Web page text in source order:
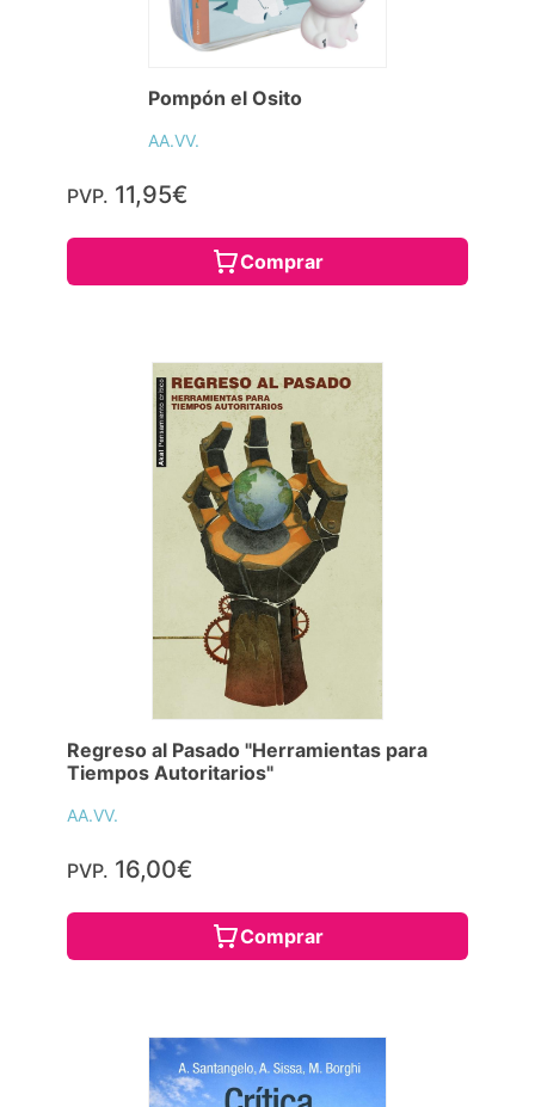
Pompón el Osito
AA.VV.
PVP. 11,95€
Comprar
Regreso al Pasado "Herramientas para
Tiempos Autoritarios"
AA.VV.
PVP. 16,00€
Comprar